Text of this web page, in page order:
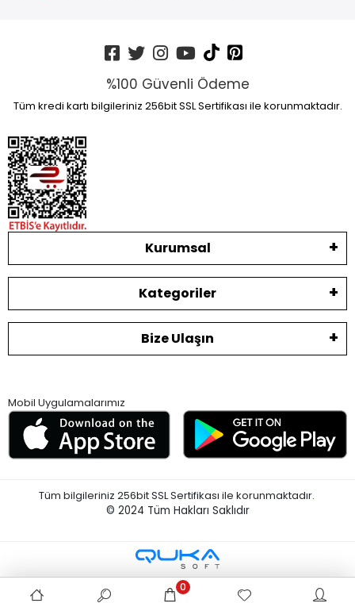
%100 Güvenli Ödeme
Tüm kredi kartı bilgileriniz 256bit SSL Sertifikası ile korunmaktadır.
Kurumsal
Kategoriler
Bize Ulaşın
Mobil Uygulamalarımız
Tüm bilgileriniz 256bit SSL Sertifikası ile korunmaktadır.
© 2024 Tüm Hakları Saklıdır
0